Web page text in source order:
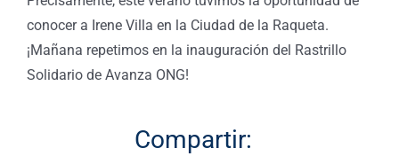
conocer a Irene Villa en la Ciudad de la Raqueta.
¡Mañana repetimos en la inauguración del Rastrillo
Solidario de Avanza ONG!
Compartir: